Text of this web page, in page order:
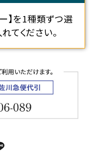
ー】を1種類ずつ選
てください。